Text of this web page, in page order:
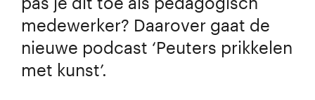
medewerker? Daarover gaat de
nieuwe podcast ‘Peuters prikkelen
met kunst’.